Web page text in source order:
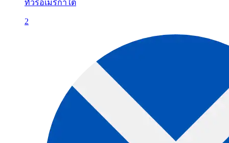
ทัวร์อเมริกาใต้
2